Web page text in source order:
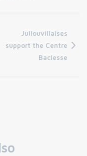
Jullouvillaises
support the Centre
Baclesse